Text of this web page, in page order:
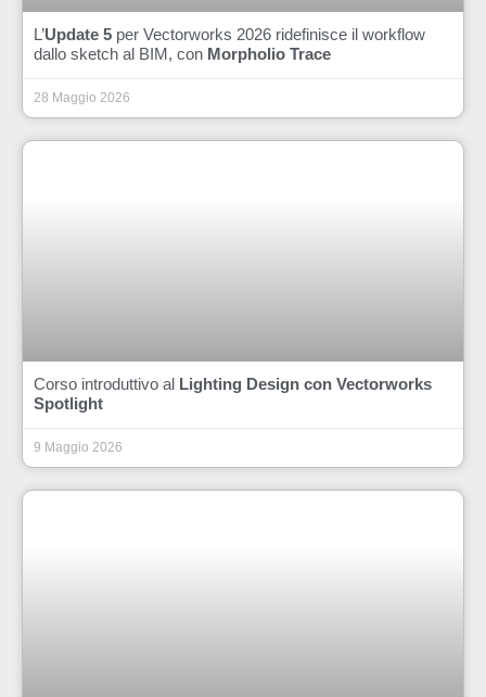
L’Update 5 per Vectorworks 2026 ridefinisce il workflow
dallo sketch al BIM, con Morpholio Trace
28 Maggio 2026
Corso introduttivo al Lighting Design con Vectorworks
Spotlight
9 Maggio 2026